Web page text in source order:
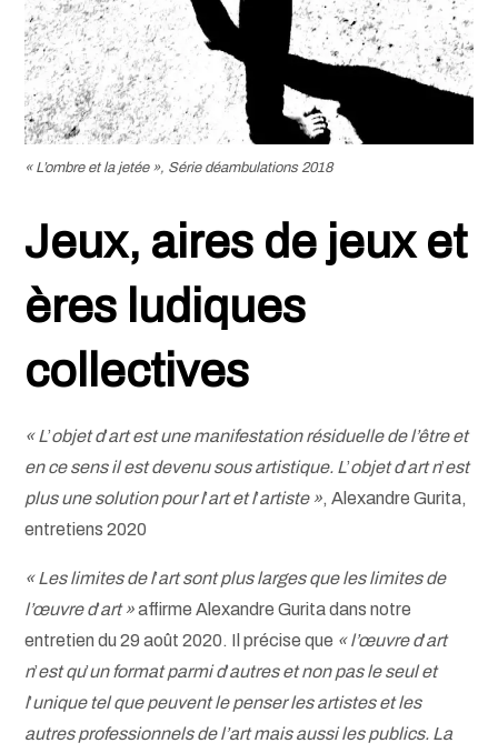
« L’ombre et la jetée », Série déambulations 2018
Jeux, aires de jeux et
ères ludiques
collectives
« L’objet d’art est une manifestation résiduelle de l’être et
en ce sens il est devenu sous artistique. L’objet d’art n’est
plus une solution pour l’art et l’artiste », Alexandre Gurita,
entretiens 2020
« Les limites de l’art sont plus larges que les limites de
l’œuvre d’art »affirme Alexandre Gurita dans notre
entretien du 29 août 2020. Il précise que « l’œuvre d’art
n’est qu’un format parmi d’autres et non pas le seul et
l’unique tel que peuvent le penser les artistes et les
autres professionnels de l’art mais aussi les publics. La